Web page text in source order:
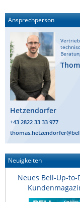
Ansprechperson
Hetzendorfer
+43 2822 33 33 977
Neuigkeiten
Neues Bell-Up-to-